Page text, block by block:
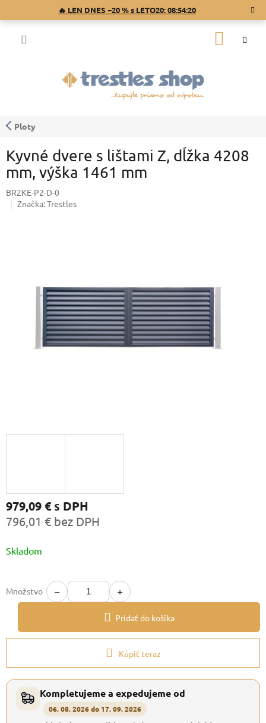
🔥 LEN DNES −20 % s LETO20:08:54:20
Ploty
Kyvné dvere s lištami Z, dĺžka 4208
mm, výška 1461 mm
BR2KE-P2-D-0
Značka:Trestles
979,09 €s DPH
796,01 € bez DPH
cena:
Skladom
Množstvo − +
Pridať do košíka
Kúpiť teraz
Kompletujeme a expedujeme od
06. 08. 2026 do 17. 09. 2026